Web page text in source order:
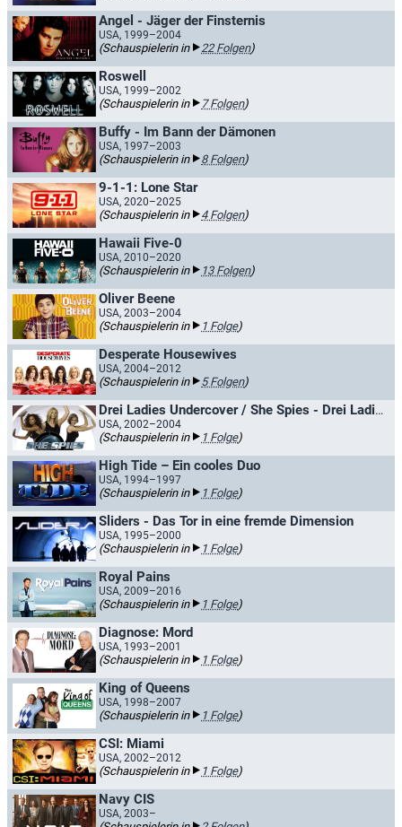
Angel - Jäger der Finsternis
USA, 1999–2004
(Schauspielerin in 22 Folgen)
Roswell
USA, 1999–2002
(Schauspielerin in 7 Folgen)
Buffy - Im Bann der Dämonen
USA, 1997–2003
(Schauspielerin in 8 Folgen)
9-1-1: Lone Star
USA, 2020–2025
(Schauspielerin in 4 Folgen)
Hawaii Five-0
USA, 2010–2020
(Schauspielerin in 13 Folgen)
Oliver Beene
USA, 2003–2004
(Schauspielerin in 1 Folge)
Desperate Housewives
USA, 2004–2012
(Schauspielerin in 5 Folgen)
Drei Ladies Undercover / She Spies - Drei Ladies Undercover
USA, 2002–2004
(Schauspielerin in 1 Folge)
High Tide – Ein cooles Duo
USA, 1994–1997
(Schauspielerin in 1 Folge)
Sliders - Das Tor in eine fremde Dimension
USA, 1995–2000
(Schauspielerin in 1 Folge)
Royal Pains
USA, 2009–2016
(Schauspielerin in 1 Folge)
Diagnose: Mord
USA, 1993–2001
(Schauspielerin in 1 Folge)
King of Queens
USA, 1998–2007
(Schauspielerin in 1 Folge)
CSI: Miami
USA, 2002–2012
(Schauspielerin in 1 Folge)
Navy CIS
USA, 2003–